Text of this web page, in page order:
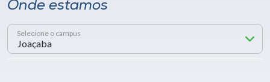
Onde estamos
Selecione o campus